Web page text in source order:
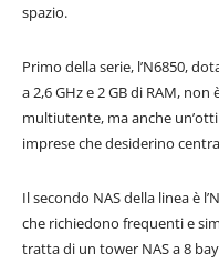
spazio.
Primo della serie, l’N6850,
a 2,6 GHz e 2 GB di RAM,
multiutente, ma anche
imprese che desiderino
Il secondo NAS della linea è
che richiedono frequenti e
tratta di un tower NAS a 8